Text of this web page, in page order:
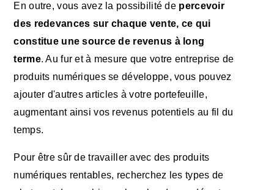
En outre, vous avez la possibilité de percevoir
des redevances sur chaque vente, ce qui
constitue une source de revenus à long
terme. Au fur et à mesure que votre entreprise de
produits numériques se développe, vous pouvez
ajouter d'autres articles à votre portefeuille,
augmentant ainsi vos revenus potentiels au fil du
temps.
Pour être sûr de travailler avec des produits
numériques rentables, recherchez les types de